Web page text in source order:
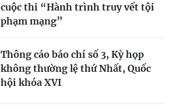
cuộc thi “Hành trình truy vết tội
phạm mạng”
Thông cáo báo chí số 3, Kỳ họp
không thường lệ thứ Nhất, Quốc
hội khóa XVI